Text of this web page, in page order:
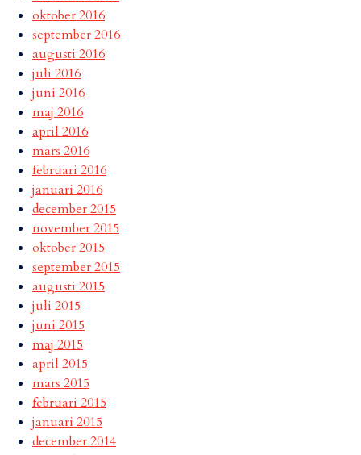
oktober 2016
september 2016
augusti 2016
juli 2016
juni 2016
maj 2016
april 2016
mars 2016
februari 2016
januari 2016
december 2015
november 2015
oktober 2015
september 2015
augusti 2015
juli 2015
juni 2015
maj 2015
april 2015
mars 2015
februari 2015
januari 2015
december 2014